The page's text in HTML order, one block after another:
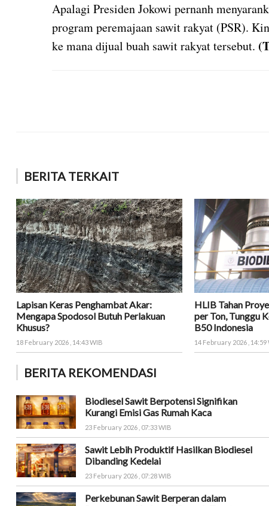
Apalagi Presiden Jokowi pernanh
program peremajaan sawit rakyat (PSR).
ke mana dijual buah sawit rakyat tersebut.
BERITA TERKAIT
Lapisan Keras Penghambat Akar:
Mengapa Spodosol Butuh Perlakuan
Khusus?
18 February 2026 , 14:43 WIB
HLIB Tahan
per Ton, Tunggu
B50 Indonesia
14 February 2026 , 14:59
BERITA REKOMENDASI
Biodiesel Sawit Berpotensi Signifikan
Kurangi Emisi Gas Rumah Kaca
23 February 2026 , 07:33 WIB
Sawit Lebih Produktif Hasilkan Biodiesel
Dibanding Kedelai
23 February 2026 , 07:28 WIB
Perkebunan Sawit Berperan dalam